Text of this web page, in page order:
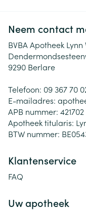
Neem contact
BVBA Apotheek
9290 Berlare
Telefoon: 09 367 70
E-mailadres:
APB nummer: 421702
Apotheek titularis:
BTW nummer:
Klantenservice
FAQ
Uw apotheek